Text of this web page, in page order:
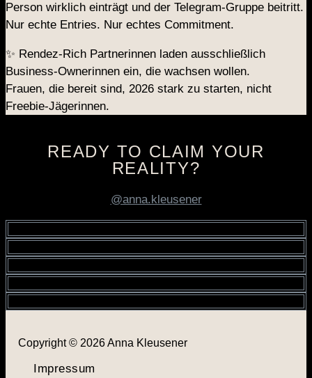
Person wirklich einträgt und der Telegram-Gruppe beitritt.
Nur echte Entries. Nur echtes Commitment.
✨ Rendez-Rich Partnerinnen laden ausschließlich
Business-Ownerinnen ein, die wachsen wollen.
Frauen, die bereit sind, 2026 stark zu starten, nicht
Freebie-Jägerinnen.
READY TO CLAIM YOUR
REALITY?
@anna.kleusener
Copyright © 2026 Anna Kleusener
Impressum